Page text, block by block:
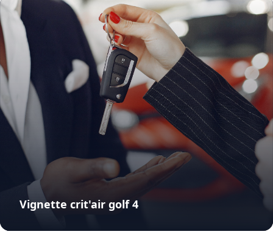
Vignette crit'air golf 4